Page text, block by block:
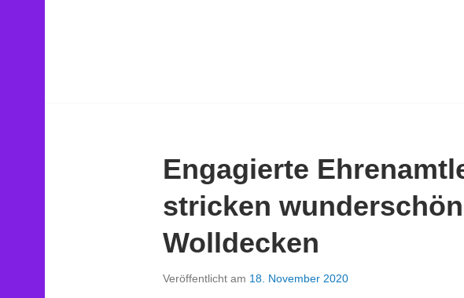
Engagierte
stricken
Wolldecken
Veröffentlicht am 18. November 2020